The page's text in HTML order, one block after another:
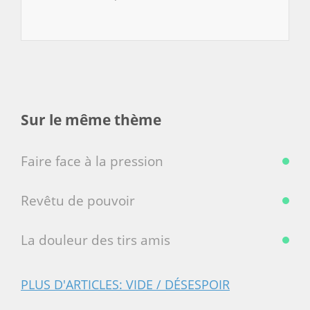
Sur le même thème
Faire face à la pression
Revêtu de pouvoir
La douleur des tirs amis
PLUS D'ARTICLES: VIDE / DÉSESPOIR